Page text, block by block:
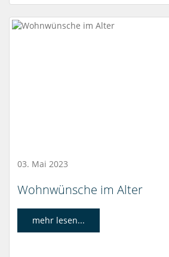
03. Mai 2023
Wohnwünsche im Alter
mehr lesen...